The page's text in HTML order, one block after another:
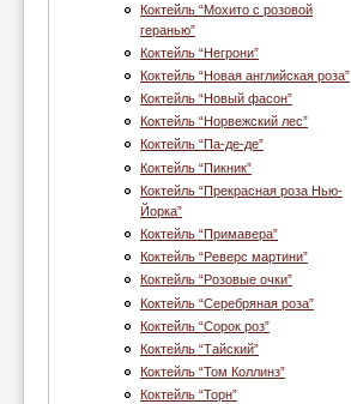
Коктейль “Мохито с розовой
геранью”
Коктейль “Негрони”
Коктейль “Новая английская роза”
Коктейль “Новый фасон”
Коктейль “Норвежский лес”
Коктейль “Па-де-де”
Коктейль “Пикник”
Коктейль “Прекрасная роза Нью-
Йорка”
Коктейль “Примавера”
Коктейль “Реверс мартини”
Коктейль “Розовые очки”
Коктейль “Серебряная роза”
Коктейль “Сорок роз”
Коктейль “Тайский”
Коктейль “Том Коллинз”
Коктейль “Торн”